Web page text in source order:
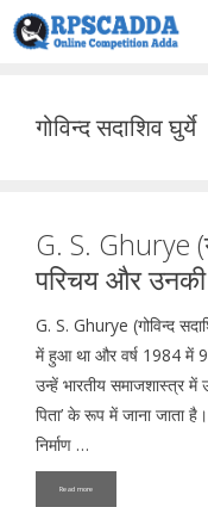
Skip
to
गोविन्द सदाशिव घुर्ये
G. S. Ghurye
परिचय और उनकी
G. S. Ghurye (गोविन्द
में हुआ था और वर्ष 1984 में
उन्हें भारतीय समाजशास्त्र में
पिता’ के रूप में जाना जाता
निर्माण …
Read more